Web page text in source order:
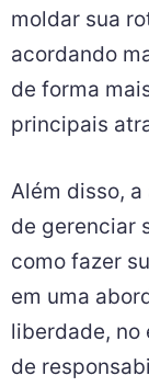
moldar sua
acordando
de forma
principais
Além disso,
de gerenciar
como fazer
em uma
liberdade, no
de